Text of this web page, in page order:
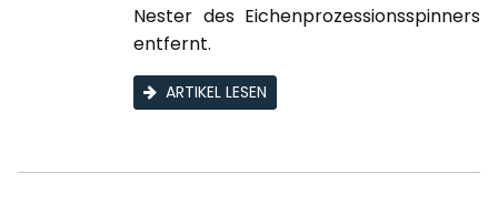
Nester des Eichenprozessionsspinners
entfernt.
ARTIKEL LESEN